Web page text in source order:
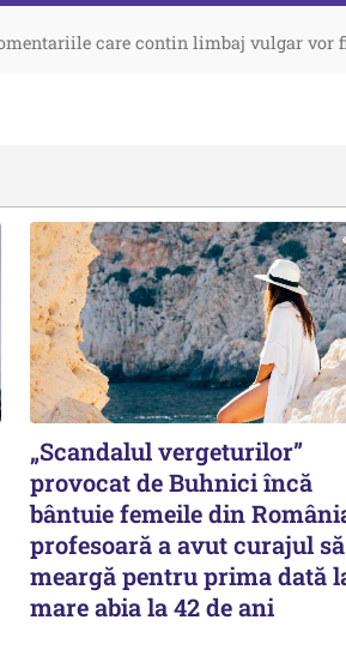
care contin limbaj vulgar vor
„Scandalul vergeturilor”
provocat de Buhnici încă
bântuie femeile din
profesoară a avut curajul să
meargă pentru prima dată
mare abia la 42 de ani